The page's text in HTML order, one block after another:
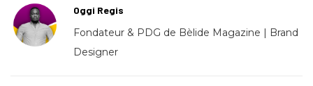
Oggi Regis
Fondateur & PDG de Bèlide Magazine | Brand
Designer